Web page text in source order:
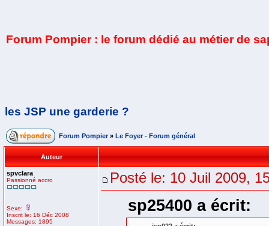
Forum Pompier : le forum dédié au métier de
les JSP une garderie ?
Forum Pompier » Le Foyer - Forum général
Auteur
spvclara
Passionné accro
Sexe:
Inscrit le: 16 Déc 2008
Messages: 1895
Posté le: 10 Juil 2009,
sp25400 a écrit: